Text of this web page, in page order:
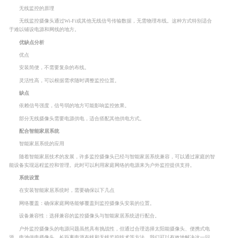
无线监控的原理
无线监控摄像头通过Wi-Fi或其他无线信号传输数据，无需物理布线。这种方式特别适合
于难以铺设电源和网线的地方。
优缺点分析
优点
安装简便，不需要复杂的布线。
灵活性高，可以根据需求随时调整监控位置。
缺点
依赖信号强度，信号弱的地方可能影响监控效果。
部分无线摄像头需要电源供电，适合搭配其他供电方式。
配合智能家居系统
智能家居系统的应用
随着智能家居技术的发展，许多监控摄像头已经与智能家居系统兼容，可以通过家庭的智
能设备实现远程监控和管理。此时可以利用家庭网络的电源来为户外监控提供支持。
系统设置
在安装智能家居系统时，需要确保以下几点
网络覆盖：确保家庭网络能够覆盖到监控摄像头安装的位置。
设备兼容性：选择兼容的监控摄像头与智能家居系统进行配合。
户外监控摄像头的电源问题虽然具有挑战性，但通过合理选择太阳能摄像头、便携式电